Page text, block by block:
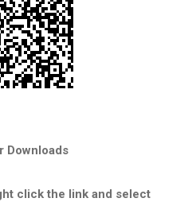
Downloads
click the link and select